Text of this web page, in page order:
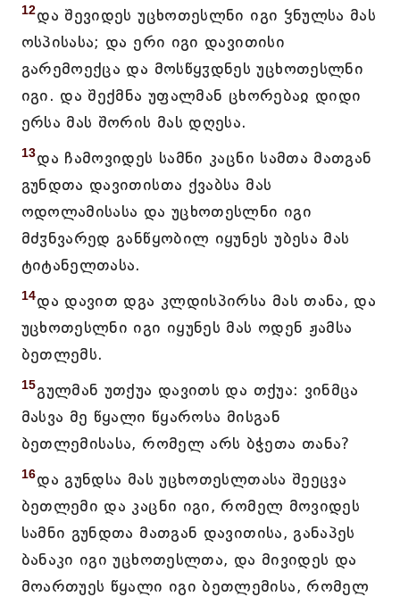
12და შევიდეს უცხოთესლნი იგი ჴნულსა მას
ოსპისასა; და ერი იგი დავითისი
გარემოექცა და მოსწყჳდნეს უცხოთესლნი
იგი. და შექმნა უფალმან ცხორებაჲ დიდი
ერსა მას შორის მას დღესა.
13და ჩამოვიდეს სამნი კაცნი სამთა მათგან
გუნდთა დავითისთა ქვაბსა მას
ოდოლამისასა და უცხოთესლნი იგი
მძჳნვარედ განწყობილ იყუნეს უბესა მას
ტიტანელთასა.
14და დავით დგა კლდისპირსა მას თანა, და
უცხოთესლნი იგი იყუნეს მას ოდენ ჟამსა
ბეთლემს.
15გულმან უთქუა დავითს და თქუა: ვინმცა
მასვა მე წყალი წყაროსა მისგან
ბეთლემისასა, რომელ არს ბჭეთა თანა?
16და გუნდსა მას უცხოთესლთასა შეეცვა
ბეთლემი და კაცნი იგი, რომელ მოვიდეს
სამნი გუნდთა მათგან დავითისა, განაპეს
ბანაკი იგი უცხოთესლთა, და მივიდეს და
მოართუეს წყალი იგი ბეთლემისა, რომელ